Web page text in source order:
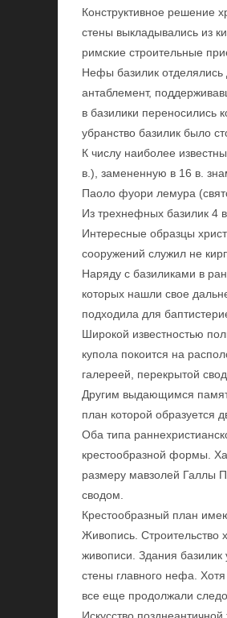
Конструктивное решение
стены выкладывались из
римские строительные
Нефы базилик отделялись
антаблемент,
в базилики переносились
убранство базилик было
К числу наиболее
в.), замененную в 16 в.
Паоло фуори лемура
Из трехнефных базилик 4
Интересные образцы
сооружений служил не
Наряду с базиликами в
которых нашли свое
подходила для
Широкой известностью
купола покоится на
галереей, перекрытой
Другим выдающимся
план которой образуется
Оба типа
крестообразной формы.
размеру мавзолей Галлы
сводом.
Крестообразный план
Живопись. Строительство
живописи. Здания
стены главного нефа.
все еще продолжали